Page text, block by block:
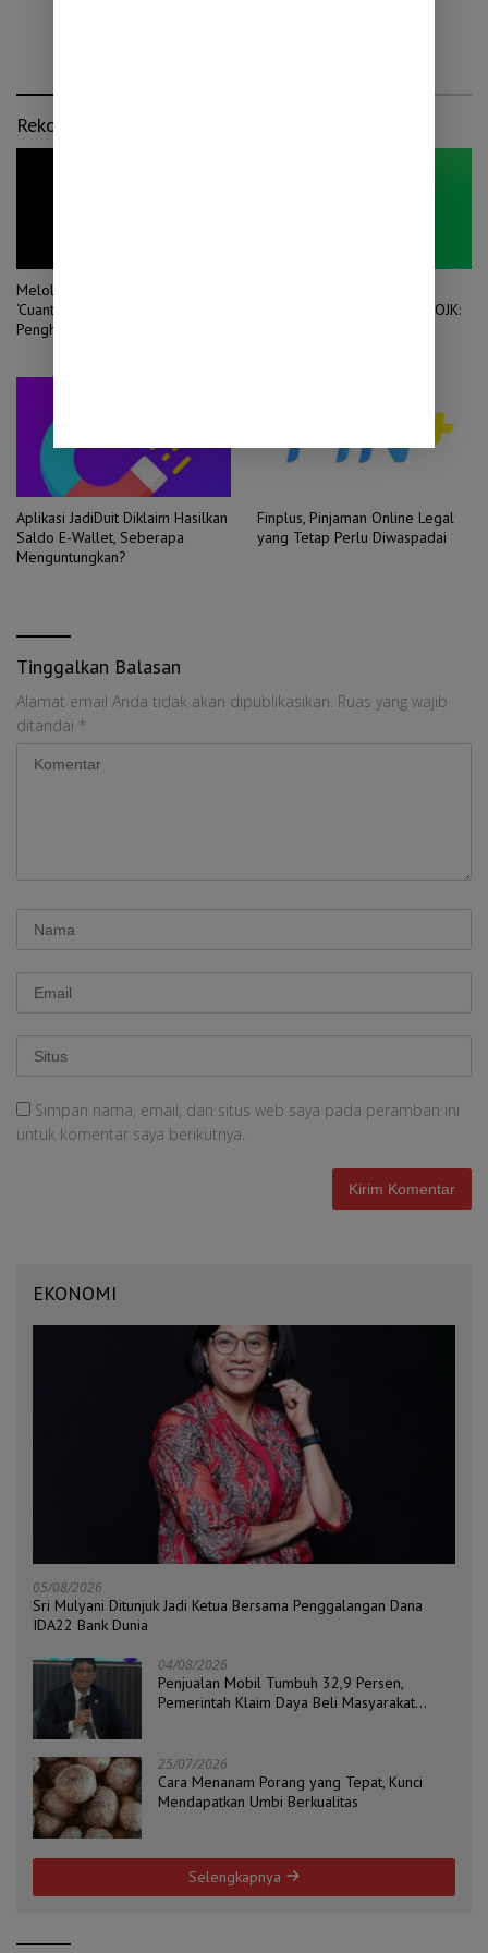
Rekomendasi untuk kamu
Melolo Viral Dinilai Bukan
‘Cuantastic’ Lagi: Skala
Penghasilannya Dipertanyakan
Pencatutan Nomor Darurat, OJK:
Aplikasi JadiDuit Diklaim Hasilkan
Saldo E-Wallet, Seberapa
Menguntungkan?
Finplus, Pinjaman Online Legal
yang Tetap Perlu Diwaspadai
Tinggalkan Balasan
Alamat email Anda tidak akan dipublikasikan. Ruas yang wajib
ditandai *
Simpan nama, email, dan situs web saya pada peramban ini
untuk komentar saya berikutnya.
EKONOMI
05/08/2026
Sri Mulyani Ditunjuk Jadi Ketua Bersama Penggalangan Dana
IDA22 Bank Dunia
04/08/2026
Penjualan Mobil Tumbuh 32,9 Persen,
Pemerintah Klaim Daya Beli Masyarakat
25/07/2026
Cara Menanam Porang yang Tepat, Kunci
Mendapatkan Umbi Berkualitas
Selengkapnya